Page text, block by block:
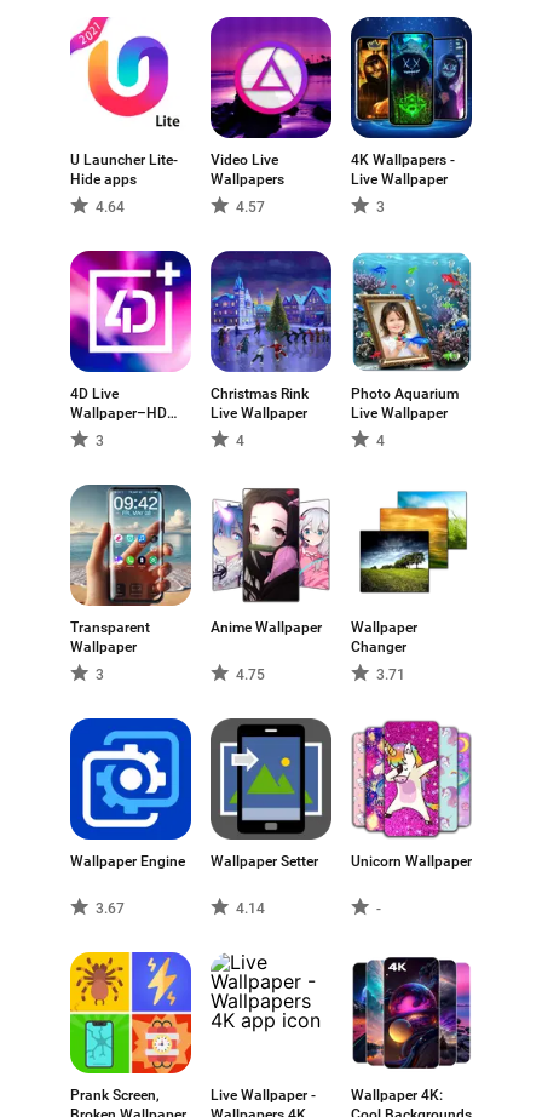
U Launcher Lite-
Hide apps
4.64
Video Live
Wallpapers
4.57
4K Wallpapers -
Live Wallpaper
3
4D Live
Wallpaper–HD
Wallpaper
3
Christmas Rink
Live Wallpaper
4
Photo Aquarium
Live Wallpaper
4
Transparent
Wallpaper
3
Anime Wallpaper
4.75
Wallpaper
Changer
3.71
Wallpaper Engine
3.67
Wallpaper Setter
4.14
Unicorn Wallpaper
-
Prank Screen,
Live Wallpaper -
Wallpaper 4K: